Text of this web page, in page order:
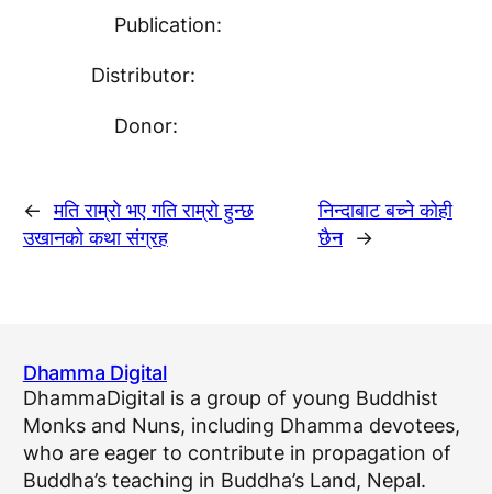
Publication:
Distributor:
Donor:
←
मति राम्राे भए गति राम्राे हुन्छ
उखानकाे कथा संग्रह
निन्दाबाट बच्ने काेही
छैन
→
Dhamma Digital
DhammaDigital is a group of young Buddhist
Monks and Nuns, including Dhamma devotees,
who are eager to contribute in propagation of
Buddha’s teaching in Buddha’s Land, Nepal.